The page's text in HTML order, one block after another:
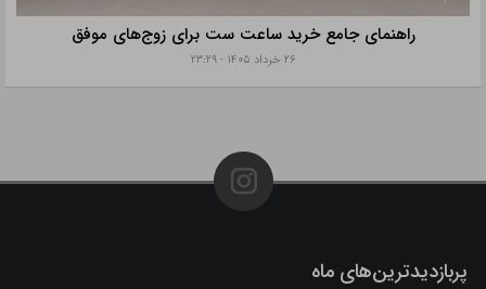
راهنمای جامع خرید ساعت ست برای زوج‌های موفق
۲۶ خرداد ۱۴۰۵ - ۲۳:۲۹
پربازدیدترین‌های ماه